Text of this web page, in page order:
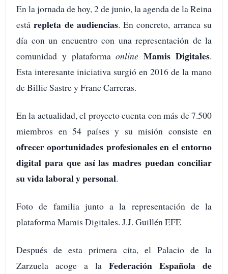
En la jornada de hoy, 2 de junio, la agenda de la Reina
estárepleta de audiencias. En concreto, arranca su
día con un encuentro con una representación de la
comunidad y plataformaonlineMamis Digitales.
Esta interesante iniciativa surgió en 2016 de la mano
de Billie Sastre y Franc Carreras.
En la actualidad, el proyecto cuenta con más de 7.500
miembros en 54 países y su misión consiste en
ofrecer oportunidades profesionales en el entorno
digital para que así las madres puedan conciliar
su vida laboral y personal.
Foto de familia junto a la representación de la
plataforma Mamis Digitales. J.J. Guillén EFE
Después de esta primera cita, el Palacio de la
Zarzuela acoge a la Federación Española de